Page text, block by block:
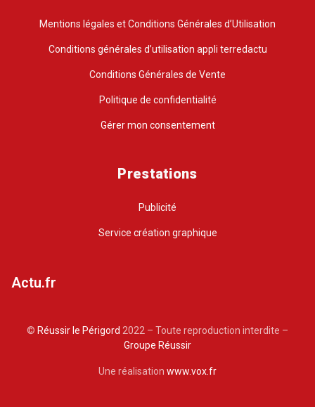
Mentions légales et Conditions Générales d’Utilisation
Conditions générales d’utilisation appli terredactu
Conditions Générales de Vente
Politique de confidentialité
Gérer mon consentement
Prestations
Publicité
Service création graphique
Actu.fr
© Réussir le Périgord 2022 – Toute reproduction interdite –
Groupe Réussir
Une réalisation www.vox.fr